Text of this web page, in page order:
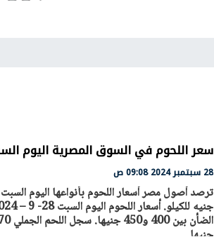
سعر اللحوم في السوق المصرية اليوم السبت 28-9-
28 سبتمبر 2024 09:08 ص